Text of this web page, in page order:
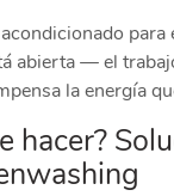
para
abierta — el
la energía
hacer?